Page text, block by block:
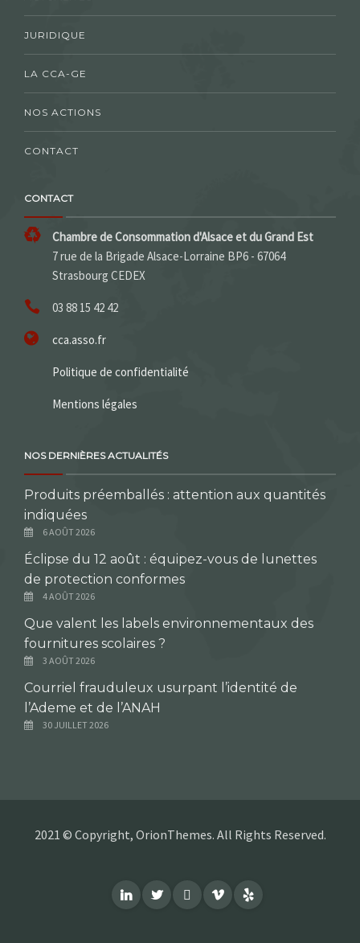
JURIDIQUE
LA CCA-GE
NOS ACTIONS
CONTACT
CONTACT
Chambre de Consommation d'Alsace et du Grand Est
7 rue de la Brigade Alsace-Lorraine BP6 - 67064
Strasbourg CEDEX
03 88 15 42 42
cca.asso.fr
Politique de confidentialité
Mentions légales
NOS DERNIÈRES ACTUALITÉS
Produits préemballés : attention aux quantités
indiquées
6 AOÛT 2026
Éclipse du 12 août : équipez-vous de lunettes
de protection conformes
4 AOÛT 2026
Que valent les labels environnementaux des
fournitures scolaires ?
3 AOÛT 2026
Courriel frauduleux usurpant l’identité de
l’Ademe et de l’ANAH
30 JUILLET 2026
2021 © Copyright, OrionThemes. All Rights Reserved.